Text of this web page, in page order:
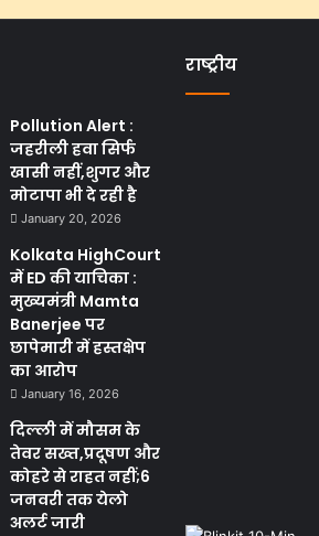
Pollution Alert :
जहरीली हवा सिर्फ
खासी नहीं,शुगर और
मोटापा भी दे रही है
January 20, 2026
Kolkata HighCourt
में ED की याचिका :
मुख्यमंत्री Mamta
Banerjee पर
छापेमारी में हस्तक्षेप
का आरोप
January 16, 2026
दिल्ली में मौसम के
तेवर सख्त,प्रदूषण और
कोहरे से राहत नहीं;6
जनवरी तक येलो
अलर्ट जारी
राष्ट्रीय